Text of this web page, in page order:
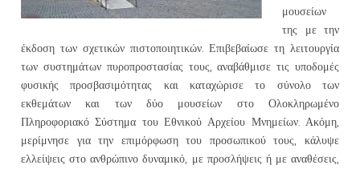
μουσείων
της με την
έκδοση των σχετικών πιστοποιητικών. Επιβεβαίωσε τη λειτουργία
των συστημάτων πυροπροστασίας τους, αναβάθμισε τις υποδομές
φυσικής προσβασιμότητας και καταχώρισε το σύνολο των
εκθεμάτων και των δύο μουσείων στο Ολοκληρωμένο
Πληροφοριακό Σύστημα του Εθνικού Αρχείου Μνημείων. Ακόμη,
μερίμνησε για την επιμόρφωση του προσωπικού τους, κάλυψε
ελλείψεις στο ανθρώπινο δυναμικό, με προσλήψεις ή με αναθέσεις,